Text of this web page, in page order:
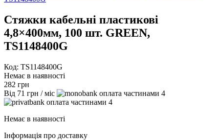
Стяжки кабельні пластикові
4,8×400мм, 100 шт. GREEN,
TS1148400G
Код: TS1148400G
Немає в наявності
282 грн
Від 71 грн / міс
4
4
Немає в наявності
Інформація про доставку